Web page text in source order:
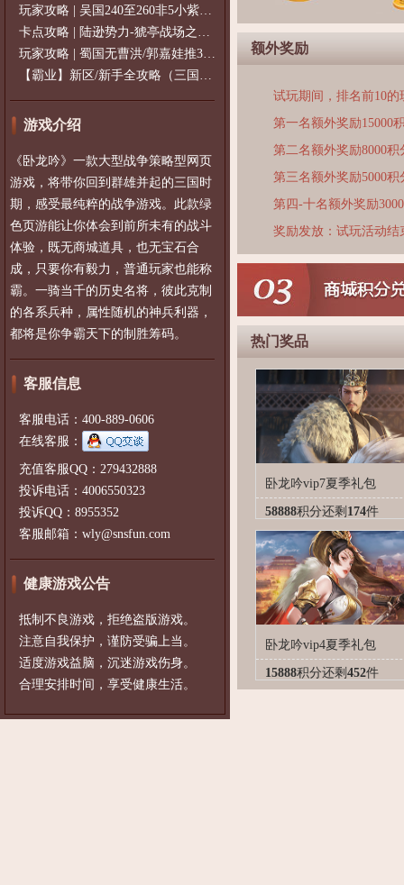
玩家攻略 | 吴国240至260非5小紫过策免
卡点攻略 | 陆逊势力-猇亭战场之陆逊
玩家攻略 | 蜀国无曹洪/郭嘉娃推375级，
【霸业】新区/新手全攻略（三国通用）2
游戏介绍
《卧龙吟》一款大型战争策略型网页
游戏，将带你回到群雄并起的三国时
期，感受最纯粹的战争游戏。此款绿
色页游能让你体会到前所未有的战斗
体验，既无商城道具，也无宝石合
成，只要你有毅力，普通玩家也能称
霸。一骑当千的历史名将，彼此克制
的各系兵种，属性随机的神兵利器，
都将是你争霸天下的制胜筹码。
客服信息
客服电话：400-889-0606
在线客服：
充值客服QQ：279432888
投诉电话：4006550323
投诉QQ：8955352
客服邮箱：wly@snsfun.com
健康游戏公告
抵制不良游戏，拒绝盗版游戏。
注意自我保护，谨防受骗上当。
适度游戏益脑，沉迷游戏伤身。
合理安排时间，享受健康生活。
额外奖励
试玩期间，排名前10
第一名额外奖励15000
第二名额外奖励8000积
第三名额外奖励5000积
第四-十名额外奖励
奖励发放：试玩活动
热门奖品
卧龙吟vip7夏季礼包
58888积分还剩 174件
卧龙吟vip4夏季礼包
15888积分还剩 452件